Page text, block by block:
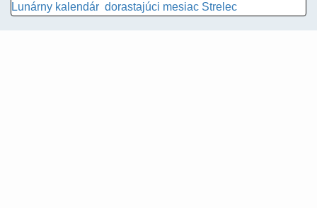
Lunárny kalendár dorastajúci mesiac Strelec